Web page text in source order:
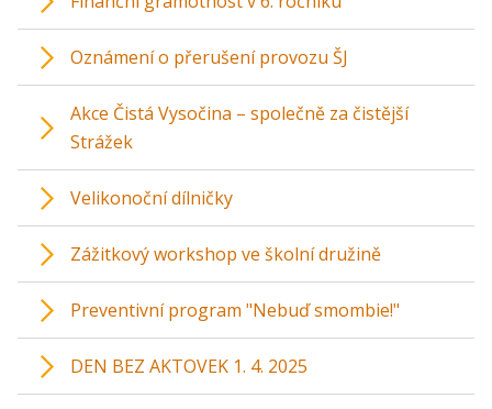
Oznámení o přerušení provozu ŠJ
Akce Čistá Vysočina – společně za čistější
Strážek
Velikonoční dílničky
Zážitkový workshop ve školní družině
Preventivní program "Nebuď smombie!"
DEN BEZ AKTOVEK 1. 4. 2025